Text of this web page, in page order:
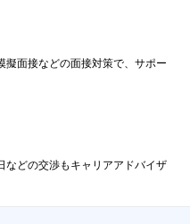
擬面接などの面接対策で、サポー
などの交渉もキャリアアドバイザ